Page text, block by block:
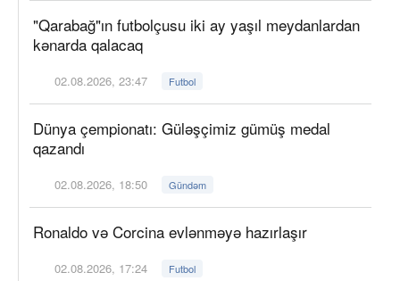
"Qarabağ"ın futbolçusu iki ay yaşıl meydanlardan
kənarda qalacaq
02.08.2026, 23:47 Futbol
Dünya çempionatı: Güləşçimiz gümüş medal
qazandı
02.08.2026, 18:50 Gündəm
Ronaldo və Corcina evlənməyə hazırlaşır
02.08.2026, 17:24 Futbol